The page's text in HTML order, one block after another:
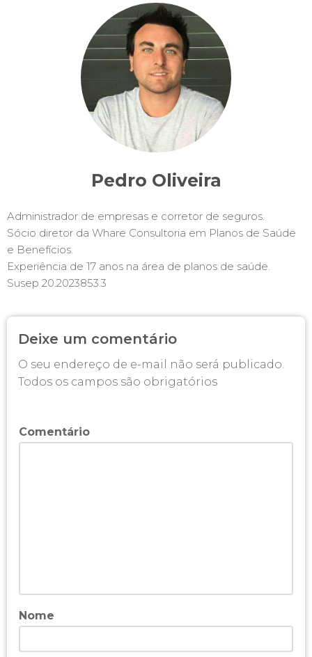
Pedro Oliveira
Administrador de empresas e corretor de seguros.
Sócio diretor da Whare Consultoria em Planos de Saúde
e Benefícios.
Experiência de 17 anos na área de planos de saúde.
Susep 20.2023853.3
Deixe um comentário
O seu endereço de e-mail não será publicado.
Todos os campos são obrigatórios
Comentário
Nome